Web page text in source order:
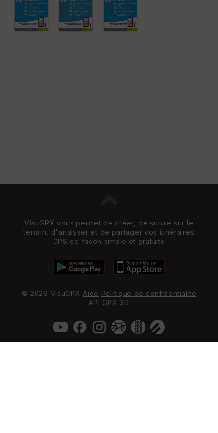
VisuGPX vous permet de créer, de suivre sur le
terrain, d'analyser et de partager vos itinéraires
GPS de façon simple et gratuite
© 2026 VisuGPX Aide Politique de confidentialité
API GPX 3D